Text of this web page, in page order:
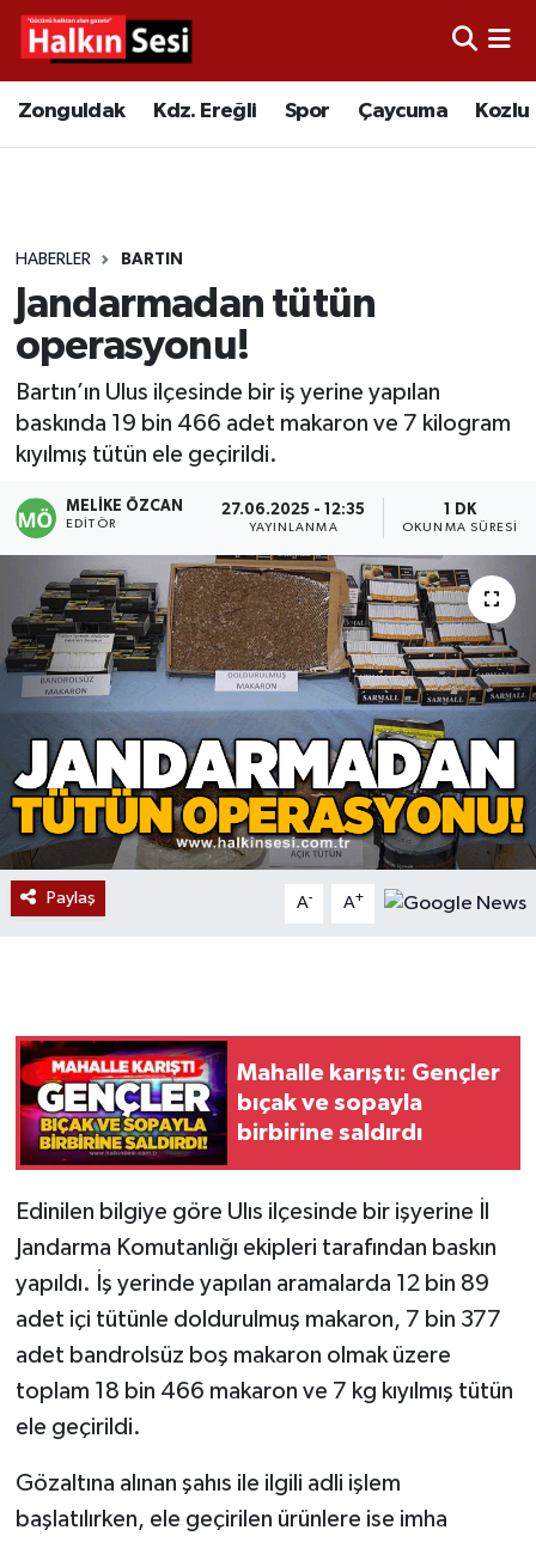
Zonguldak Kdz. Ereğli Spor Çaycuma Kozlu
HABERLER BARTIN
Jandarmadan tütün
operasyonu!
Bartın’ın Ulus ilçesinde bir iş yerine yapılan
baskında 19 bin 466 adet makaron ve 7 kilogram
kıyılmış tütün ele geçirildi.
MELIKE ÖZCAN
EDITÖR
27.06.2025 - 12:35
YAYINLANMA
1 DK
OKUNMA SÜRESI
Paylaş A- A+
Mahalle karıştı: Gençler
bıçak ve sopayla
birbirine saldırdı
Edinilen bilgiye göre Ulıs ilçesinde bir işyerine İl
Jandarma Komutanlığı ekipleri tarafından baskın
yapıldı. İş yerinde yapılan aramalarda 12 bin 89
adet içi tütünle doldurulmuş makaron, 7 bin 377
adet bandrolsüz boş makaron olmak üzere
toplam 18 bin 466 makaron ve 7 kg kıyılmış tütün
ele geçirildi.
Gözaltına alınan şahıs ile ilgili adli işlem
başlatılırken, ele geçirilen ürünlere ise imha
Video
Çaycuma
Alaplı
Asayiş
Bartın
Karabük
Devrek
Bolu
ÇEVRE
BİLİM VE TEKNOLOJİ
DUNYA
Düzce
Genel
Gökçebey
İş ilanı
Kilimli
MAGAZİN
Politika
Merkez Hava Durumu
Tüm Manşetler
Son Dakika Haberleri
Haber Arşivi